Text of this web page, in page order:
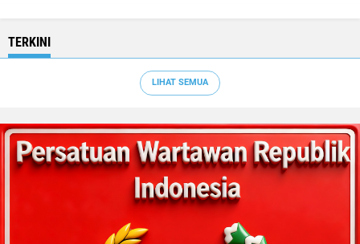
TERKINI
LIHAT SEMUA